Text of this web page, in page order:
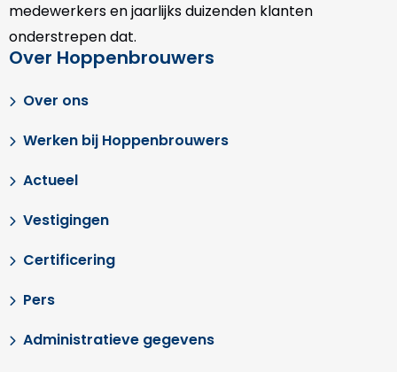
medewerkers en jaarlijks duizenden klanten
onderstrepen dat.
Over Hoppenbrouwers
Over ons
Werken bij Hoppenbrouwers
Actueel
Vestigingen
Certificering
Pers
Administratieve gegevens